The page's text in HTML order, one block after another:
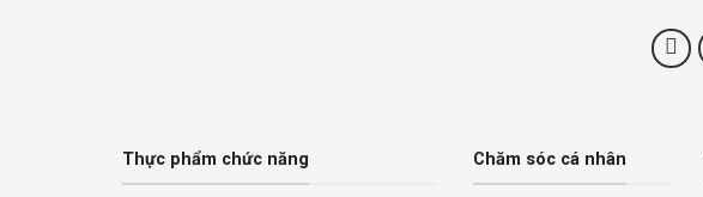
Thực phẩm chức năng Chăm sóc cá nhân